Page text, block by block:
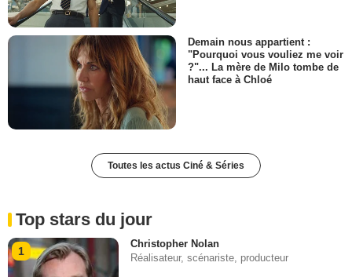
Demain nous appartient :
"Pourquoi vous vouliez me voir
?"... La mère de Milo tombe de
haut face à Chloé
Toutes les actus Ciné & Séries
Top stars du jour
1
Christopher Nolan
Réalisateur, scénariste, producteur